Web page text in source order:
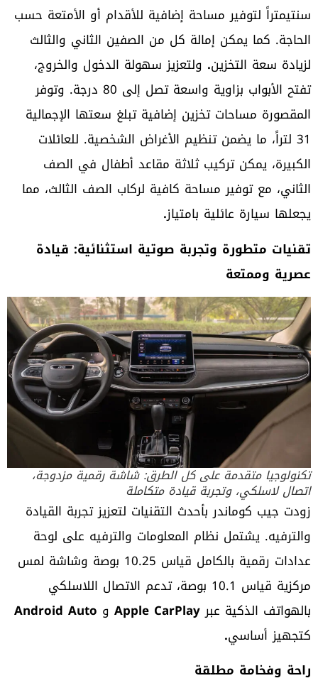
سنتيمتراً لتوفير مساحة إضافية للأقدام أو الأمتعة حسب
الحاجة. كما يمكن إمالة كل من الصفين الثاني والثالث
لزيادة سعة التخزين. ولتعزيز سهولة الدخول والخروج،
تفتح الأبواب بزاوية واسعة تصل إلى 80 درجة. وتوفر
المقصورة مساحات تخزين إضافية تبلغ سعتها الإجمالية
31 لتراً، ما يضمن تنظيم الأغراض الشخصية. للعائلات
الكبيرة، يمكن تركيب ثلاثة مقاعد أطفال في الصف
الثاني، مع توفير مساحة كافية لركاب الصف الثالث، مما
يجعلها سيارة عائلية بامتياز.
تقنيات متطورة وتجربة صوتية استثنائية: قيادة
عصرية وممتعة
تكنولوجيا متقدمة على كل الطرق: شاشة رقمية مزدوجة،
اتصال لاسلكي، وتجربة قيادة متكاملة
زودت جيب كوماندر بأحدث التقنيات لتعزيز تجربة القيادة
والترفيه. يشتمل نظام المعلومات والترفيه على لوحة
عدادات رقمية بالكامل قياس 10.25 بوصة وشاشة لمس
مركزية قياس 10.1 بوصة، تدعم الاتصال اللاسلكي
بالهواتف الذكية عبرApple CarPlay و
كتجهيز أساسي.
راحة وفخامة مطلقة